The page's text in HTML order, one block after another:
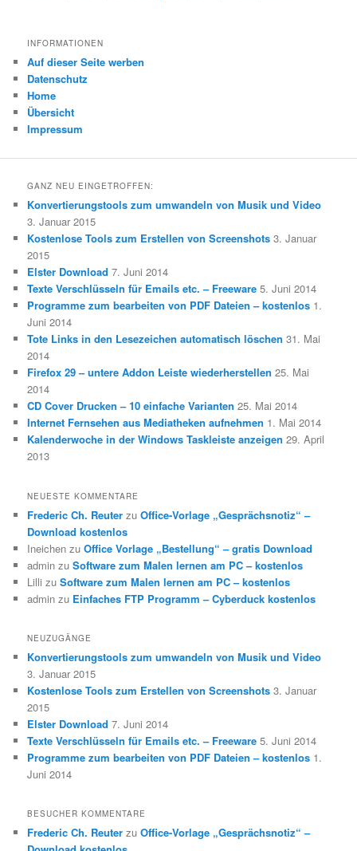
INFORMATIONEN
Auf dieser Seite werben
Datenschutz
Home
Übersicht
Impressum
GANZ NEU EINGETROFFEN:
Konvertierungstools zum umwandeln von Musik und Video
3. Januar 2015
Kostenlose Tools zum Erstellen von Screenshots 3. Januar
2015
Elster Download 7. Juni 2014
Texte Verschlüsseln für Emails etc. – Freeware 5. Juni 2014
Programme zum bearbeiten von PDF Dateien – kostenlos 1.
Juni 2014
Tote Links in den Lesezeichen automatisch löschen 31. Mai
2014
Firefox 29 – untere Addon Leiste wiederherstellen 25. Mai
2014
CD Cover Drucken – 10 einfache Varianten 25. Mai 2014
Internet Fernsehen aus Mediatheken aufnehmen 1. Mai 2014
Kalenderwoche in der Windows Taskleiste anzeigen 29. April
2013
NEUESTE KOMMENTARE
Frederic Ch. Reuter zuOffice-Vorlage „Gesprächsnotiz“ –
Download kostenlos
Ineichen zuOffice Vorlage „Bestellung“ – gratis Download
admin zuSoftware zum Malen lernen am PC – kostenlos
Lilli zuSoftware zum Malen lernen am PC – kostenlos
admin zu Einfaches FTP Programm – Cyberduck kostenlos
NEUZUGÄNGE
Konvertierungstools zum umwandeln von Musik und Video
3. Januar 2015
Kostenlose Tools zum Erstellen von Screenshots 3. Januar
2015
Elster Download 7. Juni 2014
Texte Verschlüsseln für Emails etc. – Freeware 5. Juni 2014
Programme zum bearbeiten von PDF Dateien – kostenlos 1.
Juni 2014
BESUCHER KOMMENTARE
Frederic Ch. Reuter zuOffice-Vorlage „Gesprächsnotiz“ –